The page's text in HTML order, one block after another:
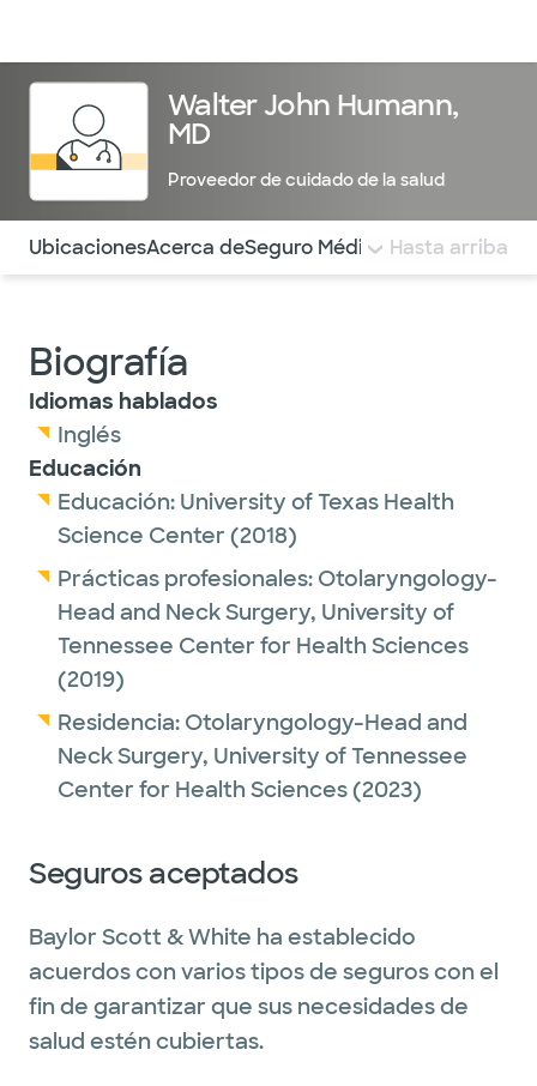
Walter John Humann,
MD
Proveedor de cuidado de la salud
Utilice esta navegación para saltar rápidamente a
UbicacionesAcerca deSeguro Médico COMENTARIOS
Hasta arriba
Biografía
Idiomas hablados
Inglés
Educación
Educación: University of Texas Health
Science Center (2018)
Prácticas profesionales: Otolaryngology-
Head and Neck Surgery, University of
Tennessee Center for Health Sciences
(2019)
Residencia: Otolaryngology-Head and
Neck Surgery, University of Tennessee
Center for Health Sciences(2023)
Seguros aceptados
Baylor Scott & White ha establecido
acuerdos con varios tipos de seguros con el
fin de garantizar que sus necesidades de
salud estén cubiertas.